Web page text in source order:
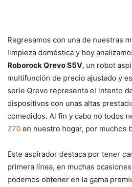
Regresamos con una de nuestras
limpieza doméstica y hoy
Roborock Qrevo S5V, un robot
multifunción de precio ajustado y
serie Qrevo representa el intento
dispositivos con unas altas
comedidos. Al fin y cabo no todos
Z70 en nuestro hogar, por muchos
Este aspirador destaca por tener
primera línea, en muchas
podemos obtener en la gama